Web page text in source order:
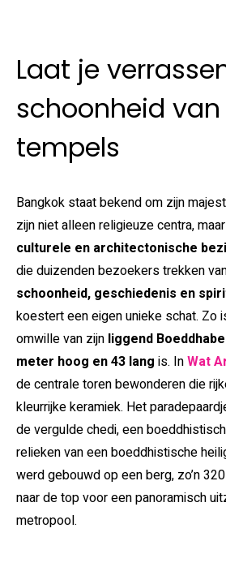
Laat je
schoonheid
tempels
Bangkok staat bekend om zijn
zijn niet alleen religieuze centra,
culturele en architectonische
die duizenden bezoekers trekken
schoonheid, geschiedenis en
koestert een eigen unieke schat. Zo
omwille van zijn liggend
meter hoog en 43 lang is. InWat
de centrale toren bewonderen die
kleurrijke keramiek. Het
de vergulde chedi, een
relieken van een boeddhistische
werd gebouwd op een berg, zo’n
naar de top voor een panoramisch
metropool.